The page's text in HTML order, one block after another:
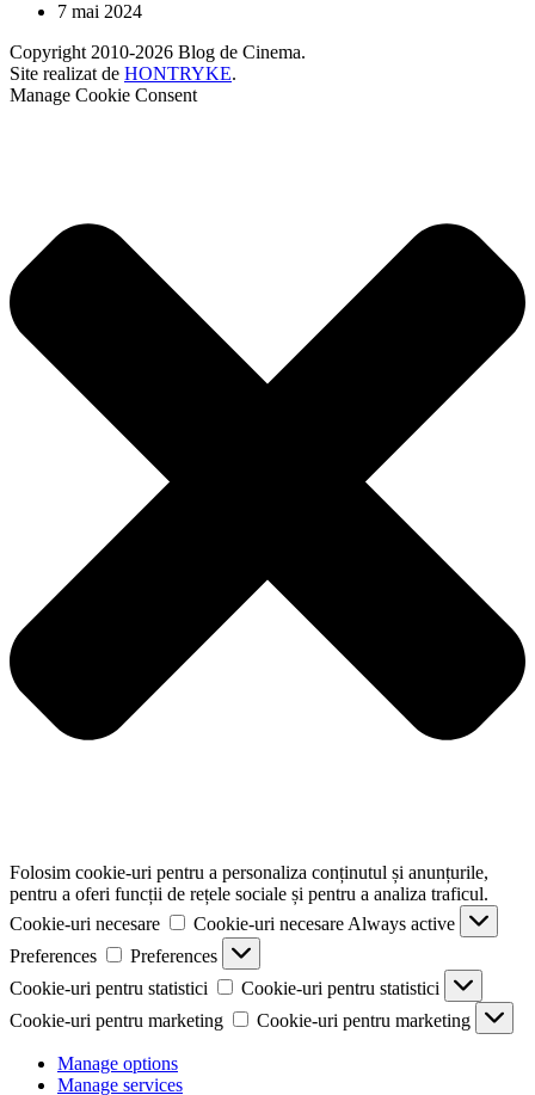
7 mai 2024
Copyright 2010-2026 Blog de Cinema.
Site realizat de HONTRYKE.
Manage Cookie Consent
Folosim cookie-uri pentru a personaliza conținutul și anunțurile,
pentru a oferi funcții de rețele sociale și pentru a analiza traficul.
Cookie-uri necesare
Cookie-uri necesare Always active
Preferences
Preferences
Cookie-uri pentru statistici
Cookie-uri pentru statistici
Cookie-uri pentru marketing
Cookie-uri pentru marketing
Manage options
Manage services